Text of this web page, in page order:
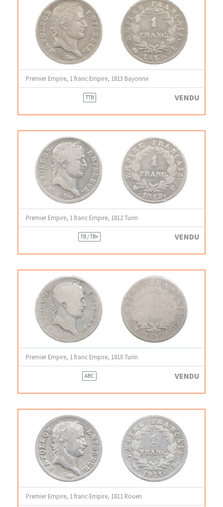
Premier Empire, 1 franc Empire, 1813 Bayonne
TTB VENDU
Premier Empire, 1 franc Empire, 1812 Turin
TB / TB+ VENDU
Premier Empire, 1 franc Empire, 1810 Turin
ABC VENDU
Premier Empire, 1 franc Empire, 1811 Rouen